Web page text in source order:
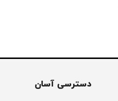
دسترسی آسان